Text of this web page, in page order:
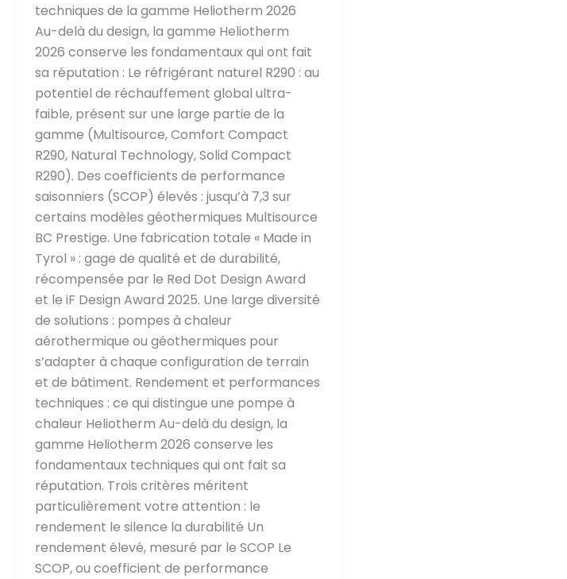
techniques de la gamme Heliotherm 2026
Au-delà du design, la gamme Heliotherm
2026 conserve les fondamentaux qui ont fait
sa réputation : Le réfrigérant naturel R290 : au
potentiel de réchauffement global ultra-
faible, présent sur une large partie de la
gamme (Multisource, Comfort Compact
R290, Natural Technology, Solid Compact
R290). Des coefficients de performance
saisonniers (SCOP) élevés : jusqu’à 7,3 sur
certains modèles géothermiques Multisource
BC Prestige. Une fabrication totale « Made in
Tyrol » : gage de qualité et de durabilité,
récompensée par le Red Dot Design Award
et le iF Design Award 2025. Une large diversité
de solutions : pompes à chaleur
aérothermique ou géothermiques pour
s’adapter à chaque configuration de terrain
et de bâtiment. Rendement et performances
techniques : ce qui distingue une pompe à
chaleur Heliotherm Au-delà du design, la
gamme Heliotherm 2026 conserve les
fondamentaux techniques qui ont fait sa
réputation. Trois critères méritent
particulièrement votre attention : le
rendement le silence la durabilité Un
rendement élevé, mesuré par le SCOP Le
SCOP, ou coefficient de performance